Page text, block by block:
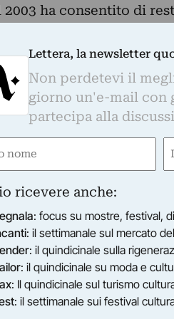
2003 ha consentito di
costruttiva senza
policromi,
della necropoli di Porto
temi proposti che
di nature morte
non
del I agli inizi del III
un confronto forte e
e bidimensionali
dell’arte antica.
tratto, delle forme e
della stessa.
accoglie le sculture del
in modo graduale e
Lettera, la newsletter
Non perdetevi il
giorno un'e-mail con
partecipa alla
ricevere anche:
: focus su mostre, festival,
: il settimanale sul mercato
: il quindicinale sulla
: il quindicinale su moda e
: Il quindicinale sul turismo
: il settimanale sui festival